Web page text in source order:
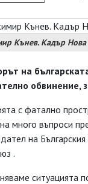
Кънев. Кадър
на
обвинение,
с фатално
много въпроси
на
.
ситуацията